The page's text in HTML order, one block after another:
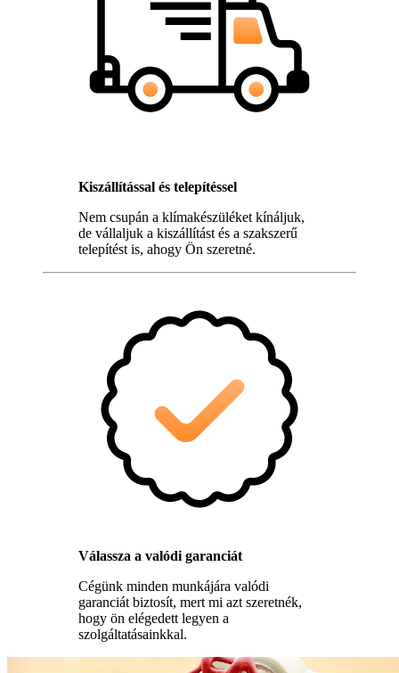
Kiszállítással és telepítéssel
Nem csupán a klímakészüléket kínáljuk,
de vállaljuk a kiszállítást és a szakszerű
telepítést is, ahogy Ön szeretné.
Válassza a valódi garanciát
Cégünk minden munkájára valódi
garanciát biztosít, mert mi azt szeretnék,
hogy ön elégedett legyen a
szolgáltatásainkkal.